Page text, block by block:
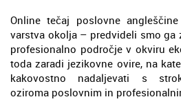
Online tečaj poslovne
varstva okolja – predvideli smo ga
profesionalno področje v okviru
toda zaradi jezikovne ovire, na
kakovostno nadaljevati s
oziroma poslovnim in